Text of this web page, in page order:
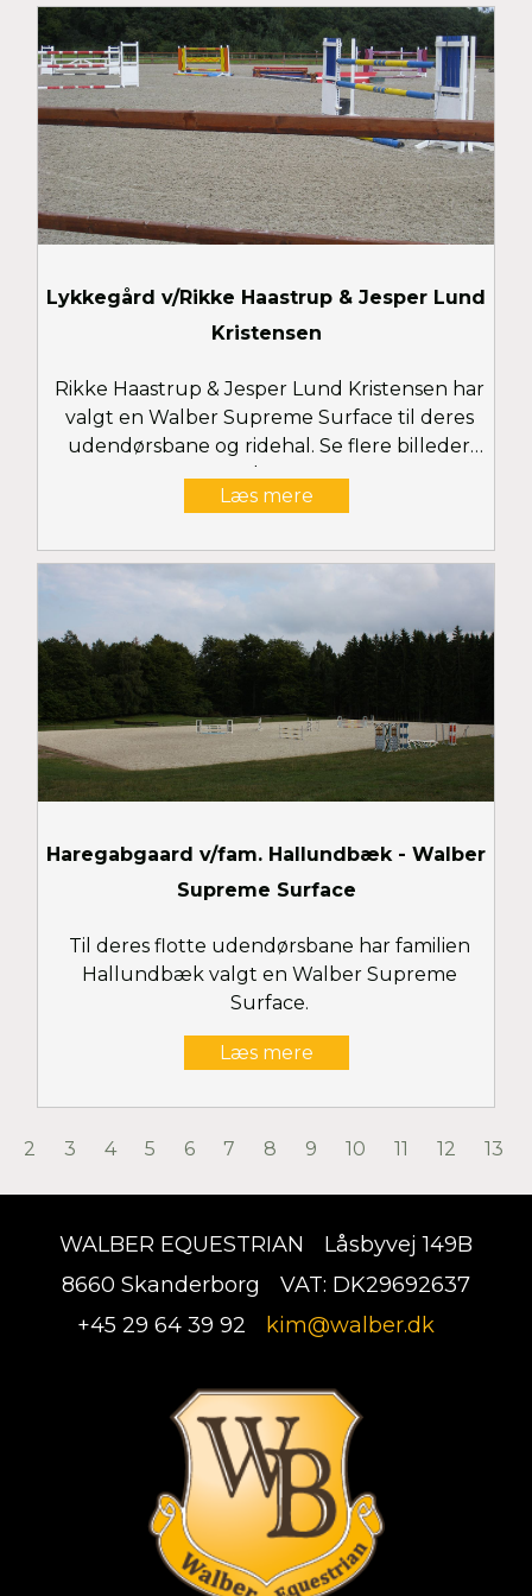
Lykkegård v/Rikke Haastrup & Jesper Lund
Kristensen
Rikke Haastrup & Jesper Lund Kristensen har
valgt en Walber Supreme Surface til deres
udendørsbane og ridehal. Se flere billeder
her
Læs mere
Haregabgaard v/fam. Hallundbæk - Walber
Supreme Surface
Til deres flotte udendørsbane har familien
Hallundbæk valgt en Walber Supreme
Surface.
Læs mere
2 3 4 5 6 7 8 9 10 11 12 13
WALBER EQUESTRIAN
Låsbyvej 149B
8660 Skanderborg
VAT: DK29692637
+45 29 64 39 92
kim@walber.dk